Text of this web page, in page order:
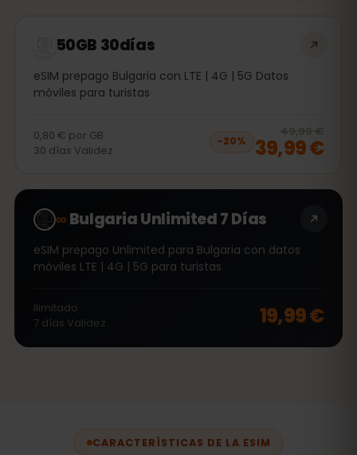
50GB 30días
eSIM prepago Bulgaria con LTE | 4G | 5G Datos
móviles para turistas
0,80 € por GB
30 días Validez
−20%
49,99 €
39,99 €
∞Bulgaria Unlimited 7 Días
eSIM prepago Unlimited para Bulgaria con datos
móviles LTE | 4G | 5G para turistas
Ilimitado
7 días Validez 19,99 €
CARACTERÍSTICAS DE LA ESIM